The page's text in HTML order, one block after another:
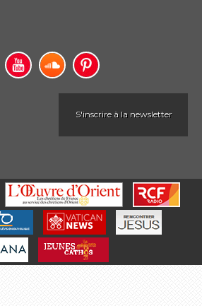
S'inscrire à la newsletter